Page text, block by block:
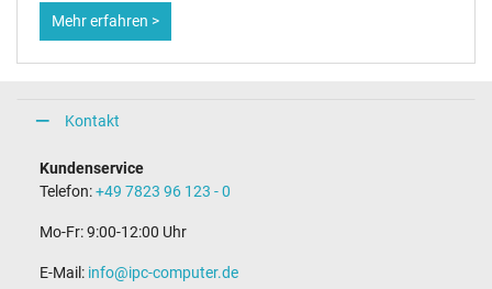
Mehr erfahren >
Kontakt
Kundenservice
Telefon:+49 7823 96 123 - 0
Mo-Fr: 9:00-12:00 Uhr
E-Mail: info@ipc-computer.de